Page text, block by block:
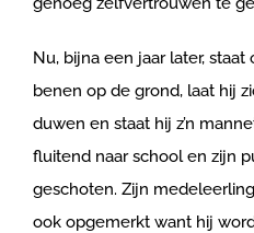
Nu, bijna een jaar later,
benen op de grond, laat hij
duwen en staat hij z’n
fluitend naar school en zijn
geschoten. Zijn
ook opgemerkt want hij